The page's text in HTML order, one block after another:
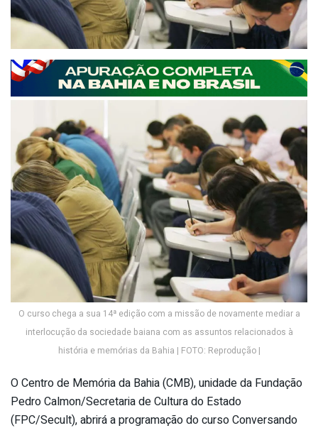
O curso chega a sua 14ª edição com a missão de novamente mediar a
interlocução da sociedade baiana com as assuntos relacionados à
história e memórias da Bahia | FOTO: Reprodução |
O Centro de Memória da Bahia (CMB), unidade da Fundação
Pedro Calmon/Secretaria de Cultura do Estado
(FPC/Secult), abrirá a programação do curso Conversando